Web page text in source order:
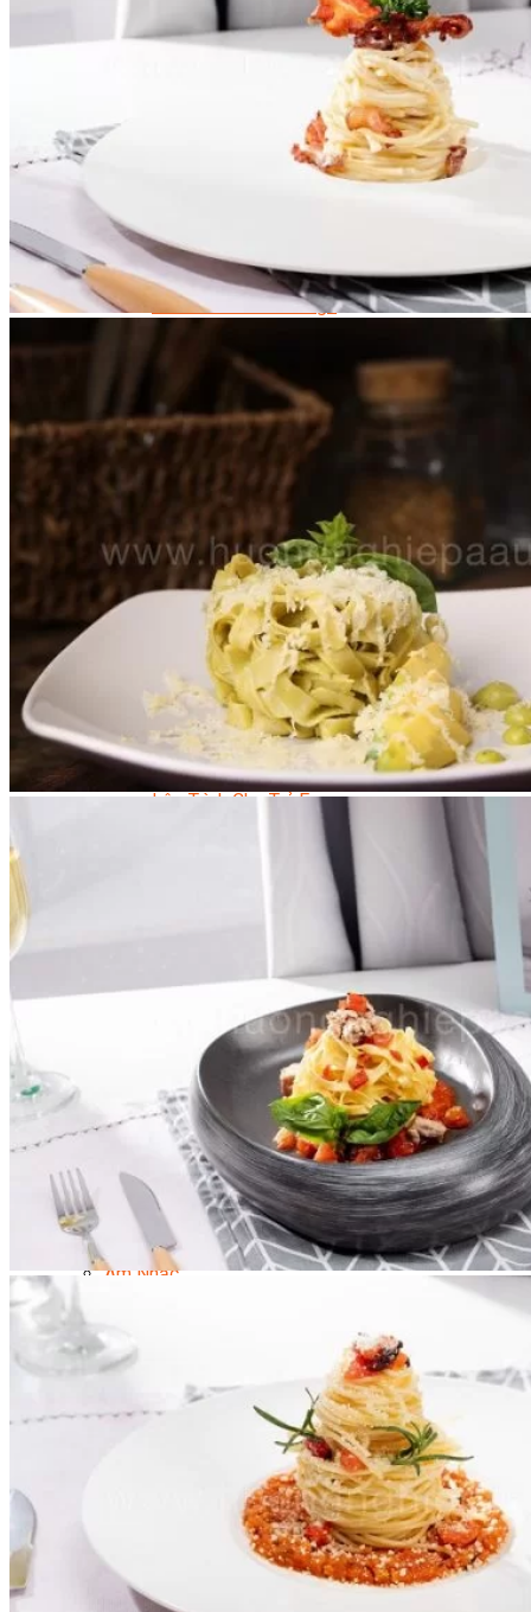
Data Visualization (Trực Quan Hóa Dữ Liệu)
Data System (Quản Trị Dữ Liệu)
Chuyên Viên Lập Trình (Full Stack)
Chuyên Viên Lập Trình Website (Full Stack)
Chuyên Viên Lập Trình Mobile (Full Stack)
Trọn Bộ Công Cụ AI Văn Phòng
Trọn Bộ Công Cụ AI Ứng Dụng Giảng Dạy
Thiết Kế (Design)
Thiết Kế Đồ Họa Chuyên Nghiệp
Chuyên Viên Thiết Kế Nội Thất
3D Game Art & Design
Mỹ Thuật Số – Digital Art
Motion Graphics Basic
Adobe Photoshop – Illustrator
Hội Họa Thiếu Nhi
Digital Art For Kids
Venus Academy
Sunny STEAM Academy
Trại Hè Kỹ Năng
Trại Hè Hướng Nghiệp
Chuyên Đề Á Âu Kitchen For Kid & Teen
Chuyên Đề Kỹ Năng Sống
Khóa Học Nấu Ăn Cho Bé
Hội Họa Thiếu Nhi
Digital Art For Kids
Khóa Học Thiết Kế Truyện Tranh Ai
Khóa Học Họa Sĩ Ai
Khóa Học Biên Tập Video Với Ai
Mc Nhí
Kỳ Thủ Cờ Vua
Lập Trình Cho Trẻ Em
Sơ Cấp Cứu Cho Trẻ Em
Kỹ Thuật Chế Biến Món Ăn
Kỹ Thuật Pha Chế Đồ Uống
Quản Trị Khách Sạn
Quản Lý Kinh Doanh Nhà Hàng Và Dịch Vụ Ăn Uống
Hướng Dẫn Du Lịch
Quản Trị Lữ Hành
Marketing
Tạo Mẫu Và Chăm Sóc Sắc Đẹp
Truyền Thông Đa Phương Tiện
Công Nghệ Thông Tin
An Ninh Mạng
Thiết Kế Đồ Họa
Âm Nhạc
Nâng Cao Năng Lực Tiếng Anh – Chuẩn TOEIC
Tin Tức
HỌC BỔNG 2026
Học kỹ năng
Văn Hóa Ẩm Thực Việt Nam
Sự Kiện Hướng Nghiệp Á Âu
Siêu Thị ĐVP Market